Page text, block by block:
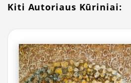
Kiti Autoriaus Kūriniai: